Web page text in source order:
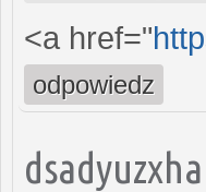
<a href="
odpowiedz
dsadyuzxha